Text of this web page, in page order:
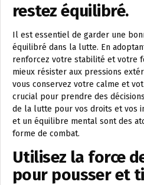
restez équilibré.
Il est essentiel de garder une
équilibré dans la lutte. En
renforcez votre stabilité et votre
mieux résister aux pressions
vous conservez votre calme et
crucial pour prendre des
de la lutte pour vos droits et vos
et un équilibre mental sont des
forme de combat.
Utilisez la force
pour pousser et